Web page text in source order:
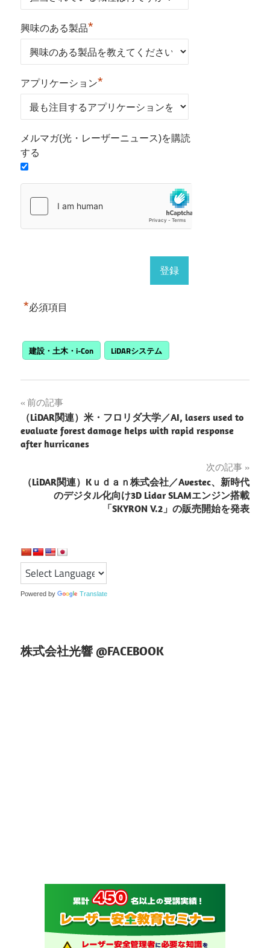
興味のある製品*
アプリケーション*
メルマガ(光・レーザーニュース)を購読
する
*必須項目
建設・土木・i-Con LiDARシステム
投
稿
ナ
ビ
シ
ョ
ン
前の記事
（LiDAR関連）米・フロリダ大学／AI, lasers used to
evaluate forest damage helps with rapid response
after hurricanes
次の記事
（LiDAR関連）Kｕｄａｎ株式会社／Avestec、新時代
のデジタル化向け3D Lidar SLAMエンジン搭載
「SKYRON V.2」の販売開始を発表
Powered by Translate
株式会社光響 @FACEBOOK